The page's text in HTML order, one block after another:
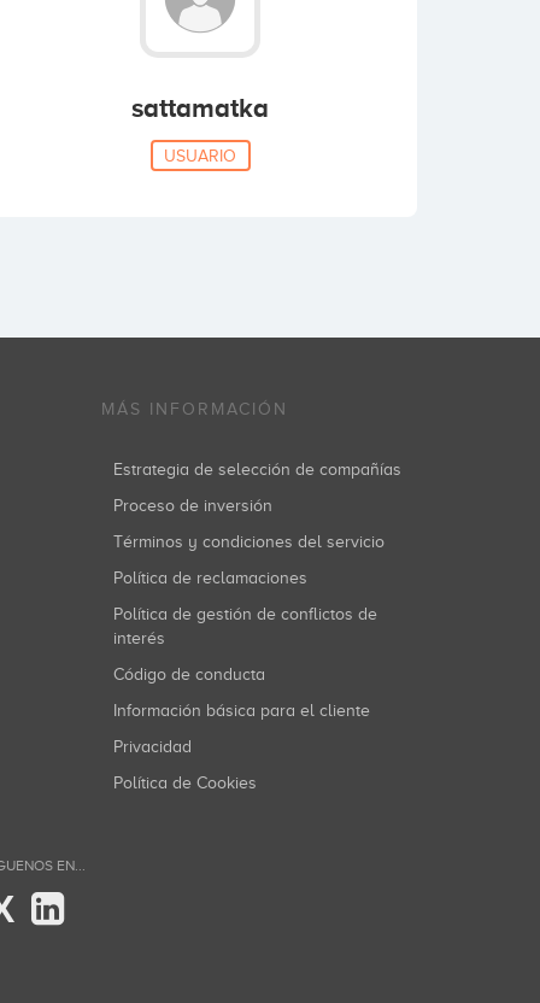
sattamatka
USUARIO
MÁS INFORMACIÓN
Estrategia de selección de compañías
Proceso de inversión
Términos y condiciones del servicio
Política de reclamaciones
Política de gestión de conflictos de
interés
Código de conducta
Información básica para el cliente
Privacidad
Política de Cookies
EN...